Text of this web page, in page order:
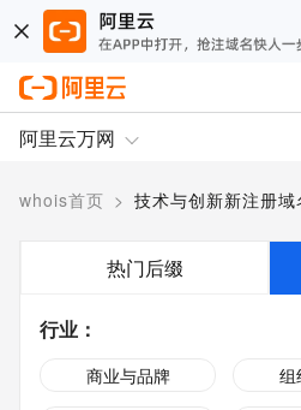
阿里云万网
whois首页 > 技术与创新新注册域
热门后缀
行业 ：
商业与品牌
组